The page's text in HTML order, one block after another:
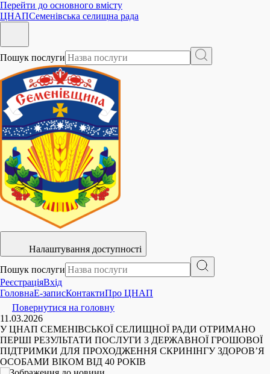
Перейти до основного вмісту
ЦНАПСеменівська селищна рада
Пошук послуги
Налаштування доступності
Пошук послуги
РеєстраціяВхід
ГоловнаE-записКонтактиПро ЦНАП
Повернутися на головну
11.03.2026
У ЦНАП СЕМЕНІВСЬКОЇ СЕЛИЩНОЇ РАДИ ОТРИМАНО
ПЕРШІ РЕЗУЛЬТАТИ ПОСЛУГИ З ДЕРЖАВНОЇ ГРОШОВОЇ
ПІДТРИМКИ ДЛЯ ПРОХОДЖЕННЯ СКРИНІНГУ ЗДОРОВ’Я
ОСОБАМИ ВІКОМ ВІД 40 РОКІВ